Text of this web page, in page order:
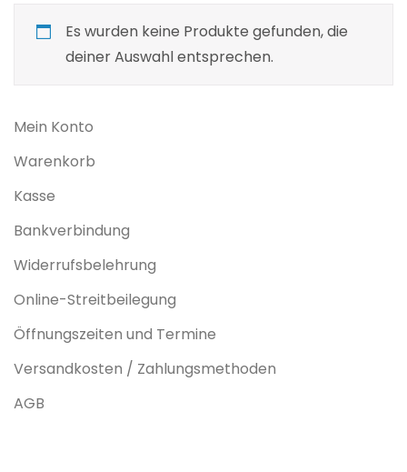
Es wurden keine Produkte gefunden, die
deiner Auswahl entsprechen.
Mein Konto
Warenkorb
Kasse
Bankverbindung
Widerrufsbelehrung
Online-Streitbeilegung
Öffnungszeiten und Termine
Versandkosten / Zahlungsmethoden
AGB